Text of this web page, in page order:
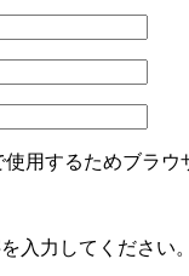
使用するためブラ
入力してください。